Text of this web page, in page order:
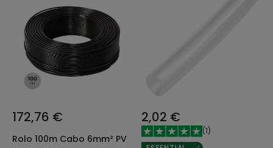
172,76 €
Rolo 100m Cabo 6mm² PV
2,02 €
(1)